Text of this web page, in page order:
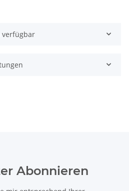
verfügbar
Abonnieren